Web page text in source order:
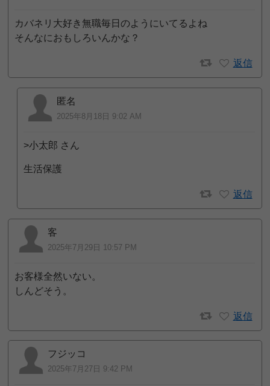
カバネリ大好き無職毎日のようにいてるよね
そんなにおもしろいんかな？
返信
匿名
2025年8月18日 9:02 AM
>小太郎 さん
生活保護
返信
客
2025年7月29日 10:57 PM
お客様全然いない。
しんどそう。
返信
フジッコ
2025年7月27日 9:42 PM